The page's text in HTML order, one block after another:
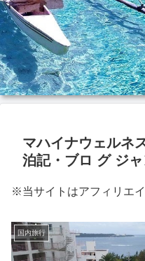
マハイナウェルネ
泊記・ブロ グ ジ
※当サイトはアフィリエ
国内旅行